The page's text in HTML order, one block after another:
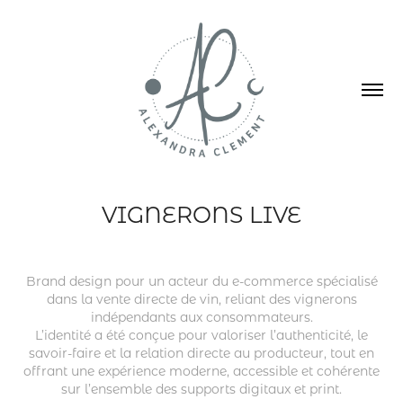
VIGNERONS LIVE
Brand design pour un acteur du e-commerce spécialisé
dans la vente directe de vin, reliant des vignerons
indépendants aux consommateurs.
L’identité a été conçue pour valoriser l’authenticité, le
savoir-faire et la relation directe au producteur, tout en
offrant une expérience moderne, accessible et cohérente
sur l’ensemble des supports digitaux et print.